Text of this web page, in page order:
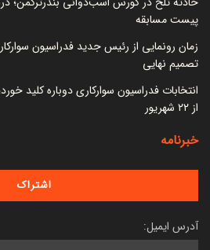
پیست مسابقه
تصمیم نهایی
انتخابات فدراسیون سوارکاری دوباره کلید
از ۲۲ شهریور
خبرنامه
آدرس ایمیل: